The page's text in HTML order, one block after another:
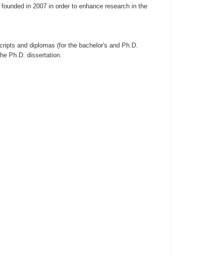
in 2007 in order to enhance research in the
and diplomas (for the bachelor's and Ph.D.
Ph.D. dissertation.